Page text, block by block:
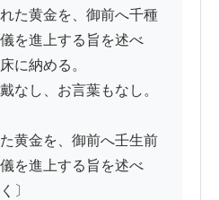
た黄金を、御前へ千種
を進上する旨を述べ
に納める。
、お言葉もなし。
黄金を、御前へ壬生前
を進上する旨を述べ
〕